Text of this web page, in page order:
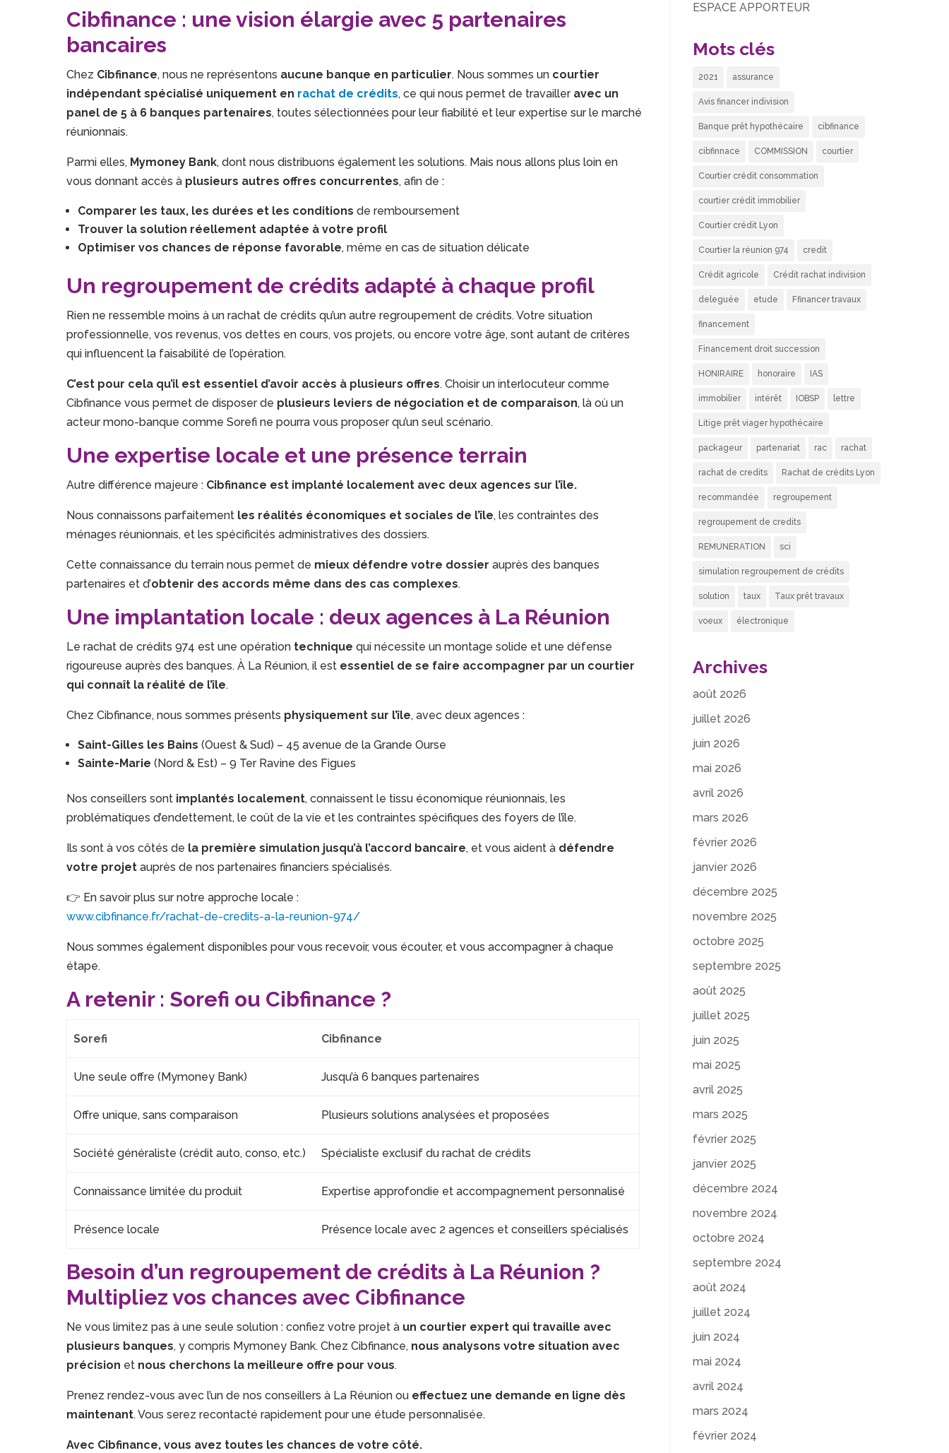
Cibfinance : une vision élargie avec 5 partenaires
bancaires
Chez Cibfinance, nous ne représentons aucune banque en particulier. Nous sommes un courtier
indépendant spécialisé uniquement en rachat de crédits, ce qui nous permet de travailler avec un
panel de 5 à 6 banques partenaires, toutes sélectionnées pour leur fiabilité et leur expertise sur le marché
réunionnais.
Parmi elles, Mymoney Bank, dont nous distribuons également les solutions. Mais nous allons plus loin en
vous donnant accès à plusieurs autres offres concurrentes, afin de :
Comparer les taux, les durées et les conditions de remboursement
Trouver la solution réellement adaptée à votre profil
Optimiser vos chances de réponse favorable, même en cas de situation délicate
Un regroupement de crédits adapté à chaque profil
Rien ne ressemble moins à un rachat de crédits qu’un autre regroupement de crédits. Votre situation
professionnelle, vos revenus, vos dettes en cours, vos projets, ou encore votre âge, sont autant de critères
qui influencent la faisabilité de l’opération.
C’est pour cela qu’il est essentiel d’avoir accès à plusieurs offres. Choisir un interlocuteur comme
Cibfinance vous permet de disposer de plusieurs leviers de négociation et de comparaison, là où un
acteur mono-banque comme Sorefi ne pourra vous proposer qu’un seul scénario.
Une expertise locale et une présence terrain
Autre différence majeure : Cibfinance est implanté localement avec deux agences sur l’île.
Nous connaissons parfaitement les réalités économiques et sociales de l’île, les contraintes des
ménages réunionnais, et les spécificités administratives des dossiers.
Cette connaissance du terrain nous permet de mieux défendre votre dossier auprès des banques
partenaires et d’obtenir des accords même dans des cas complexes.
Une implantation locale : deux agences à La Réunion
Le rachat de crédits 974 est une opération technique qui nécessite un montage solide et une défense
rigoureuse auprès des banques. À La Réunion, il est essentiel de se faire accompagner par un courtier
qui connaît la réalité de l’île.
Chez Cibfinance, nous sommes présents physiquement sur l’île, avec deux agences :
Saint-Gilles les Bains (Ouest & Sud) – 45 avenue de la Grande Ourse
Sainte-Marie (Nord & Est) – 9 Ter Ravine des Figues
Nos conseillers sont implantés localement, connaissent le tissu économique réunionnais, les
problématiques d’endettement, le coût de la vie et les contraintes spécifiques des foyers de l’île.
Ils sont à vos côtés de la première simulation jusqu’à l’accord bancaire, et vous aident à défendre
votre projet auprès de nos partenaires financiers spécialisés.
👉 En savoir plus sur notre approche locale :
www.cibfinance.fr/rachat-de-credits-a-la-reunion-974/
Nous sommes également disponibles pour vous recevoir, vous écouter, et vous accompagner à chaque
étape.
A retenir : Sorefi ou Cibfinance ?
Sorefi Cibfinance
Une seule offre (Mymoney Bank) Jusqu’à 6 banques partenaires
Offre unique, sans comparaison Plusieurs solutions analysées et proposées
Société généraliste (crédit auto, conso, etc.) Spécialiste exclusif du rachat de crédits
Connaissance limitée du produit Expertise approfondie et accompagnement personnalisé
Présence locale Présence locale avec 2 agences et conseillers spécialisés
Besoin d’un regroupement de crédits à La Réunion ?
Multipliez vos chances avec Cibfinance
Ne vous limitez pas à une seule solution : confiez votre projet à un courtier expert qui travaille avec
plusieurs banques, y compris Mymoney Bank. Chez Cibfinance, nous analysons votre situation avec
précision et nous cherchons la meilleure offre pour vous.
Prenez rendez-vous avec l’un de nos conseillers à La Réunion ou effectuez une demande en ligne dès
maintenant. Vous serez recontacté rapidement pour une étude personnalisée.
Avec Cibfinance, vous avez toutes les chances de votre côté.
ESPACE APPORTEUR
Mots clés
2021 assurance
Avis financer indivision
Banque prêt hypothécaire cibfinance
cibfinnace COMMISSION courtier
Courtier crédit consommation
courtier crédit immobilier
Courtier crédit Lyon
Courtier la réunion 974 credit
Crédit agricole Crédit rachat indivision
deleguée etude Ffinancer travaux
financement
Financement droit succession
HONIRAIRE honoraire IAS
immobilier intérêt IOBSP lettre
Litige prêt viager hypothécaire
packageur partenariat rac rachat
rachat de credits Rachat de crédits Lyon
recommandée regroupement
regroupement de credits
REMUNERATION sci
simulation regroupement de crédits
solution taux Taux prêt travaux
voeux électronique
Archives
août 2026
juillet 2026
juin 2026
mai 2026
avril 2026
mars 2026
février 2026
janvier 2026
décembre 2025
novembre 2025
octobre 2025
septembre 2025
août 2025
juillet 2025
juin 2025
mai 2025
avril 2025
mars 2025
février 2025
janvier 2025
décembre 2024
novembre 2024
octobre 2024
septembre 2024
août 2024
juillet 2024
juin 2024
mai 2024
avril 2024
mars 2024
février 2024